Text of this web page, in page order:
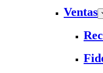
Ventas